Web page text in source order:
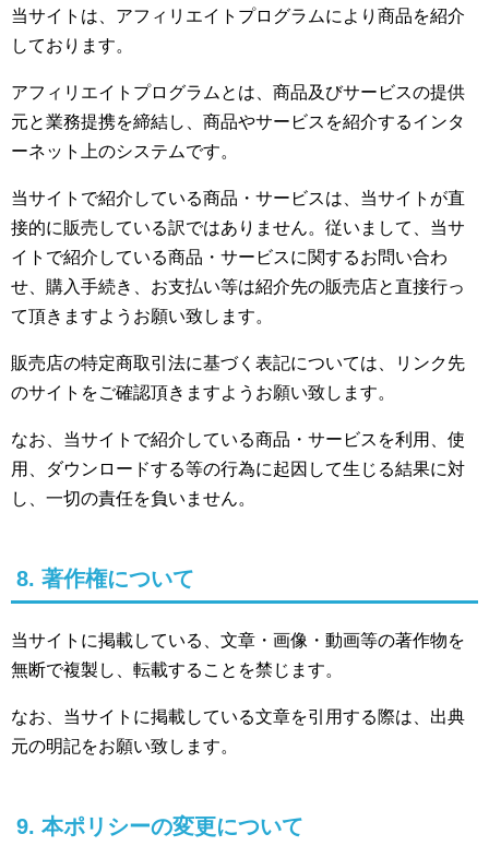
当サイトは、アフィリエイトプログラムにより商品を紹介
しております。
アフィリエイトプログラムとは、商品及びサービスの提供
元と業務提携を締結し、商品やサービスを紹介するインタ
ーネット上のシステムです。
当サイトで紹介している商品・サービスは、当サイトが直
接的に販売している訳ではありません。従いまして、当サ
イトで紹介している商品・サービスに関するお問い合わ
せ、購入手続き、お支払い等は紹介先の販売店と直接行っ
て頂きますようお願い致します。
販売店の特定商取引法に基づく表記については、リンク先
のサイトをご確認頂きますようお願い致します。
なお、当サイトで紹介している商品・サービスを利用、使
用、ダウンロードする等の行為に起因して生じる結果に対
し、一切の責任を負いません。
8. 著作権について
当サイトに掲載している、文章・画像・動画等の著作物を
無断で複製し、転載することを禁じます。
なお、当サイトに掲載している文章を引用する際は、出典
元の明記をお願い致します。
9. 本ポリシーの変更について